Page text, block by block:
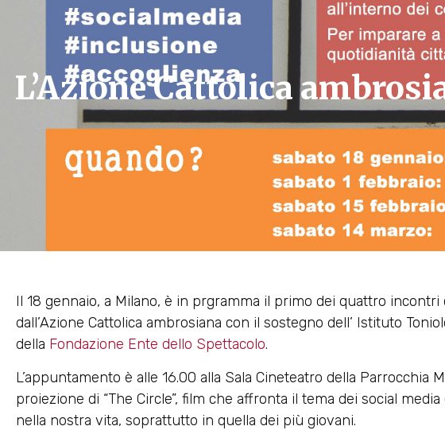
L’Azione Cattolica
Il 18 gennaio, a Milano, è in prgramma il primo dei quattro
dall’Azione Cattolica ambrosiana con il sostegno dell’ Istituto
della Fondazione Ente dello Spettacolo.
L’appuntamento è alle 16.00 alla Sala Cineteatro della Parrocchia
proiezione di “The Circle”, film che affronta il tema dei social
nella nostra vita, soprattutto in quella dei più giovani.